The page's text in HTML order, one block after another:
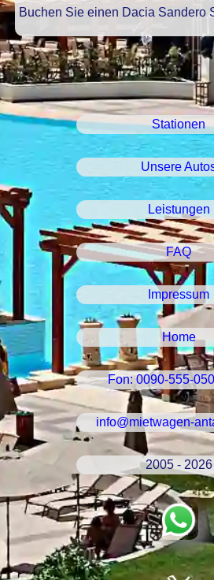
Buchen Sie einen Dacia Sandero
Stationen
Unsere
Leistungen
FAQ
Impressum
Home
Fon: 0090-555-
info@mietwagen-
2005 - 2026